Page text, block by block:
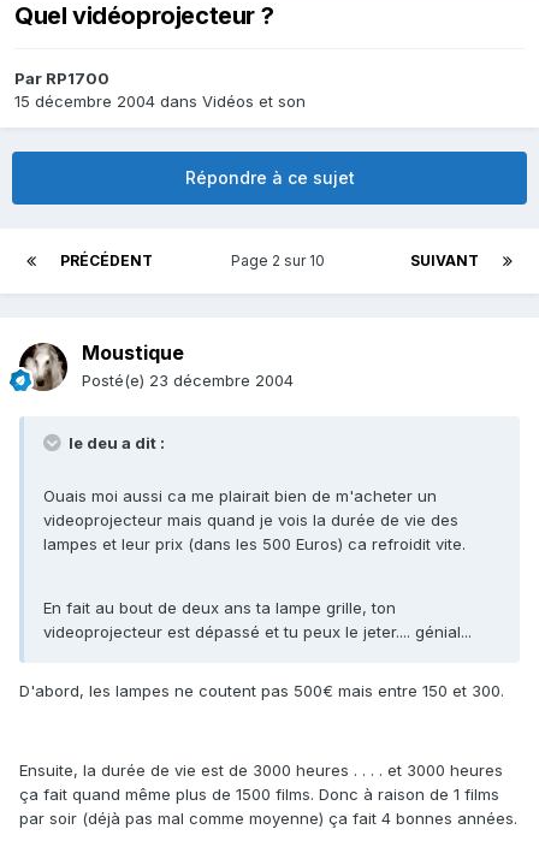
Quel vidéoprojecteur ?
Par RP1700
15 décembre 2004 dans Vidéos et son
Répondre à ce sujet
PRÉCÉDENT SUIVANT
Page 2 sur 10
Moustique
Posté(e) 23 décembre 2004
le deu a dit :
Ouais moi aussi ca me plairait bien de m'acheter un
videoprojecteur mais quand je vois la durée de vie des
lampes et leur prix (dans les 500 Euros) ca refroidit vite.
En fait au bout de deux ans ta lampe grille, ton
videoprojecteur est dépassé et tu peux le jeter.... génial...
D'abord, les lampes ne coutent pas 500€ mais entre 150 et 300.
Ensuite, la durée de vie est de 3000 heures . . . . et 3000 heures
ça fait quand même plus de 1500 films. Donc à raison de 1 films
par soir (déjà pas mal comme moyenne) ça fait 4 bonnes années.